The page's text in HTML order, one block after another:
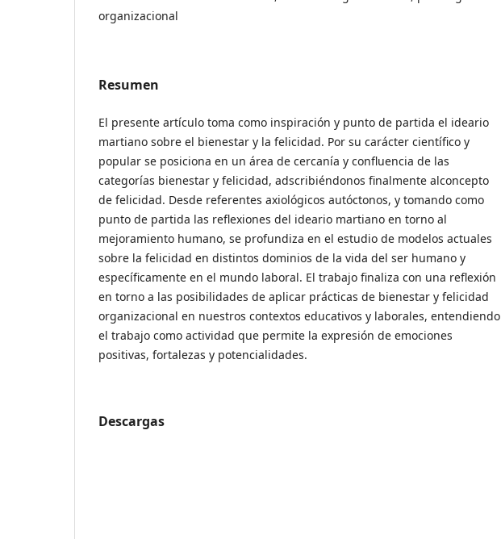
organizacional
Resumen
El presente artículo toma como inspiración y punto de partida el ideario
martiano sobre el bienestar y la felicidad. Por su carácter científico y
popular se posiciona en un área de cercanía y confluencia de las
categorías bienestar y felicidad, adscribiéndonos finalmente alconcepto
de felicidad. Desde referentes axiológicos autóctonos, y tomando como
punto de partida las reflexiones del ideario martiano en torno al
mejoramiento humano, se profundiza en el estudio de modelos actuales
sobre la felicidad en distintos dominios de la vida del ser humano y
específicamente en el mundo laboral. El trabajo finaliza con una reflexión
en torno a las posibilidades de aplicar prácticas de bienestar y felicidad
organizacional en nuestros contextos educativos y laborales, entendiendo
el trabajo como actividad que permite la expresión de emociones
positivas, fortalezas y potencialidades.
Descargas